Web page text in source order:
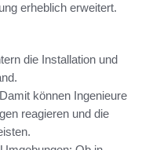
erheblich erweitert.
die Installation und
können Ingenieure
reagieren und die